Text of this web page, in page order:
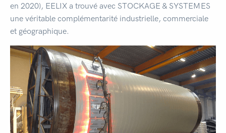
en 2020), EELIX a trouvé avec STOCKAGE & SYSTEMES
une véritable complémentarité industrielle, commerciale
et géographique.